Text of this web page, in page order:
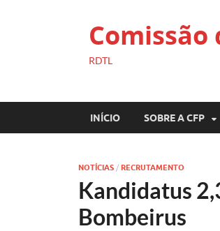
Comissão
RDTL
INÍCIO SOBRE A CFP
NOTÍCIAS / RECRUTAMENTO
Kandidatus
Bombeirus